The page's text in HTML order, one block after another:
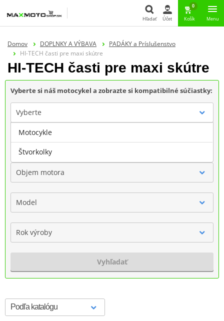
Hľadať Účet
0
Košík Menu
Domov DOPLNKY A VÝBAVA
PADÁKY a Príslušenstvo
HI-TECH časti pre maxi skútre
HI-TECH časti pre maxi skútre
Vyberte si náš motocykel a zobrazte si kompatibilné súčiastky:
Vyberte
Značka
Objem motora
Model
Rok výroby
Vyhľadať
Motocykle
Štvorkolky